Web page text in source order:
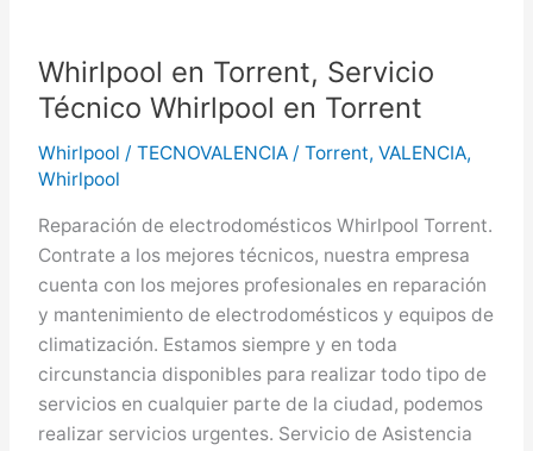
Whirlpool en Torrent, Servicio
Técnico Whirlpool en Torrent
Whirlpool / TECNOVALENCIA / Torrent, VALENCIA,
Whirlpool
Reparación de electrodomésticos Whirlpool Torrent.
Contrate a los mejores técnicos, nuestra empresa
cuenta con los mejores profesionales en reparación
y mantenimiento de electrodomésticos y equipos de
climatización. Estamos siempre y en toda
circunstancia disponibles para realizar todo tipo de
servicios en cualquier parte de la ciudad, podemos
realizar servicios urgentes. Servicio de Asistencia